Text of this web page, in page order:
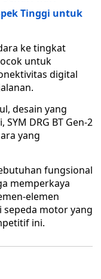
Tinggi untuk
ke tingkat
untuk
digital
desain yang
DRG BT Gen-2
yang
fungsional
memperkaya
elemen
motor yang
ini.